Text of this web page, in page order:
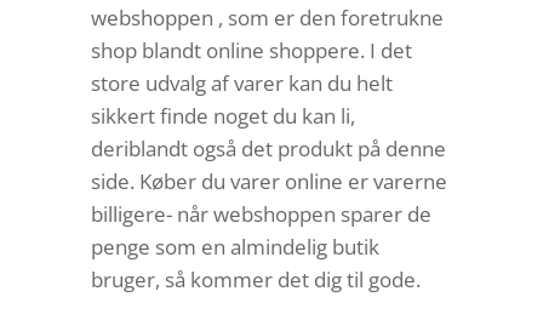
webshoppen , som er den foretrukne
shop blandt online shoppere. I det
store udvalg af varer kan du helt
sikkert finde noget du kan li,
deriblandt også det produkt på denne
side. Køber du varer online er varerne
billigere- når webshoppen sparer de
penge som en almindelig butik
bruger, så kommer det dig til gode.